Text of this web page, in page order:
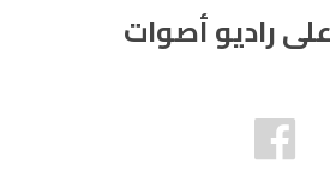
على راديو أصوات